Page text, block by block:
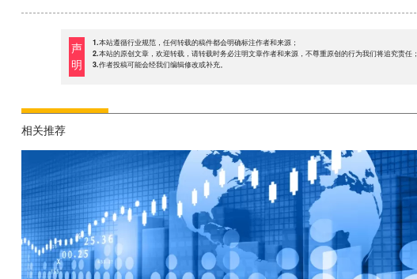
声
明
1.本站遵循行业规范，任何转载的稿件都会明确标注作者和来源；
2.本站的原创文章，欢迎转载，请转载时务必注明文章作者和来源，不尊重原创的行为我们将追究责任；
3.作者投稿可能会经我们编辑修改或补充。
相关推荐